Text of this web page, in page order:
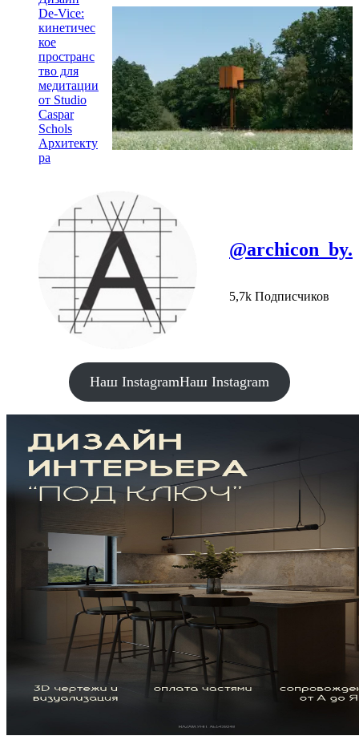
De-Vice:
кинетичес
кое
пространс
тво для
медитации
от Studio
Caspar
Schols
Архитекту
ра
@archicon_by.
5,7k Подписчиков
Наш InstagramНаш Instagram